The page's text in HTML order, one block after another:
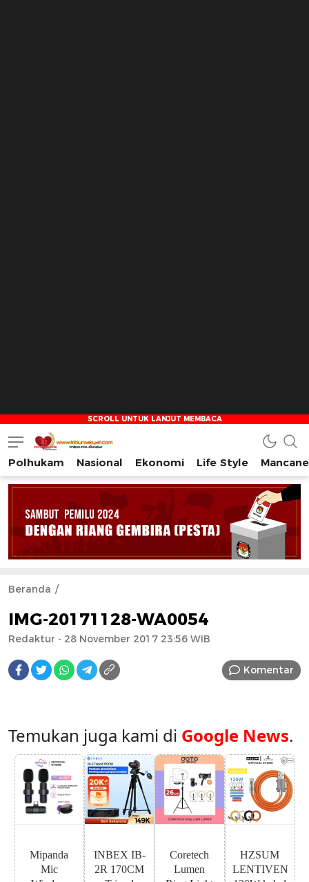
Tribun Rakyat
Tulus – Terdepan – Diharapkan
Polhukam Nasional Ekonomi Life Style
Beranda
IMG-20171128-WA0054
Redaktur - 28 November 2017 23:56 WIB
Komentar
Temukan juga kami di Google News.
Mipanda
Mic
INBEX IB-
2R 170CM
Coretech
Lumen
HZSUM
LENTIVEN